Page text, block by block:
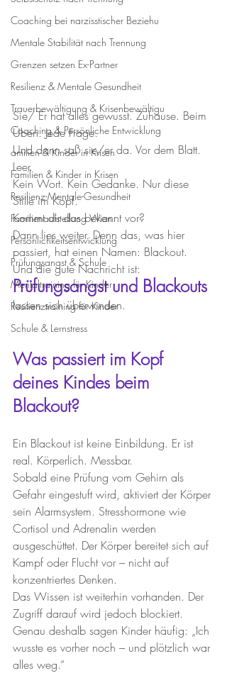
Coaching bei narzisstischer Beziehu
Mentale Stabilität nach Trennung
Grenzen setzen Ex-Partner
Resilienz & Mentale Gesundheit
Trauerbewältigung & Krisenbewältigu
Coaching & Persönliche Entwicklung
amilien & Kinder in Krisen
Familien & Kinder in Krisen
Resilienz-Mentale-Gesundheit
Familienaufstellung Wien
Persönlichkeitsentwicklung
Prüfungsangst & Schule
Mentaltraining für Kinder
Resilienztraining für Kinder
Schule & Lernstress
Sie/ Er hat alles gewusst. Zuhause. Beim
Üben. Jede Frage.
Und dann saß sie/er da. Vor dem Blatt.
Leer.
Kein Wort. Kein Gedanke. Nur diese
Stille im Kopf.
Kommt dir das bekannt vor?
Dann lies weiter. Denn das, was hier
passiert, hat einen Namen: Blackout.
Und die gute Nachricht ist:
Prüfungsangst und Blackouts
lassen sich überwinden.
Was passiert im Kopf
deines Kindes beim
Blackout?
Ein Blackout ist keine Einbildung. Er ist
real. Körperlich. Messbar.
Sobald eine Prüfung vom Gehirn als
Gefahr eingestuft wird, aktiviert der Körper
sein Alarmsystem. Stresshormone wie
Cortisol und Adrenalin werden
ausgeschüttet. Der Körper bereitet sich auf
Kampf oder Flucht vor – nicht auf
konzentriertes Denken.
Das Wissen ist weiterhin vorhanden. Der
Zugriff darauf wird jedoch blockiert.
Genau deshalb sagen Kinder häufig: „Ich
wusste es vorher noch – und plötzlich war
alles weg.“